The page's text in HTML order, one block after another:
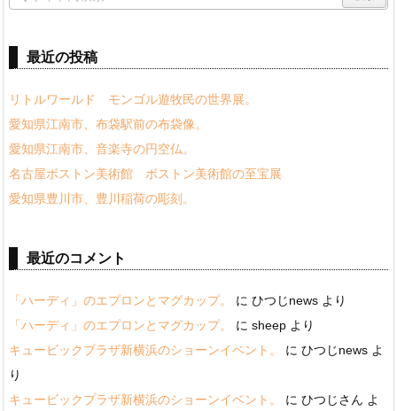
最近の投稿
リトルワールド モンゴル遊牧民の世界展。
愛知県江南市、布袋駅前の布袋像。
愛知県江南市、音楽寺の円空仏。
名古屋ボストン美術館 ボストン美術館の至宝展
愛知県豊川市、豊川稲荷の彫刻。
最近のコメント
「ハーディ」のエプロンとマグカップ。 に ひつじnews より
「ハーディ」のエプロンとマグカップ。
に sheep より
キュービックプラザ新横浜のショーンイベント。
に ひつじnews よ
り
キュービックプラザ新横浜のショーンイベント。
に ひつじさん よ